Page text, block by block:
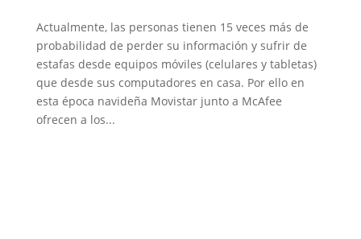
Actualmente, las personas tienen 15 veces más de
probabilidad de perder su información y sufrir de
estafas desde equipos móviles (celulares y tabletas)
que desde sus computadores en casa. Por ello en
esta época navideña Movistar junto a McAfee
ofrecen a los...